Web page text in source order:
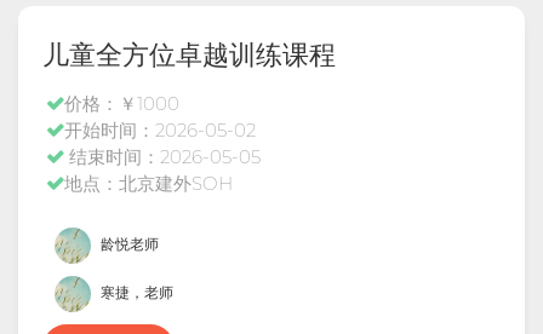
儿童全方位卓越训练课程
价格：￥1000
开始时间：2026-05-02
结束时间：2026-05-05
地点：北京建外SOH
龄悦老师
寒捷，老师